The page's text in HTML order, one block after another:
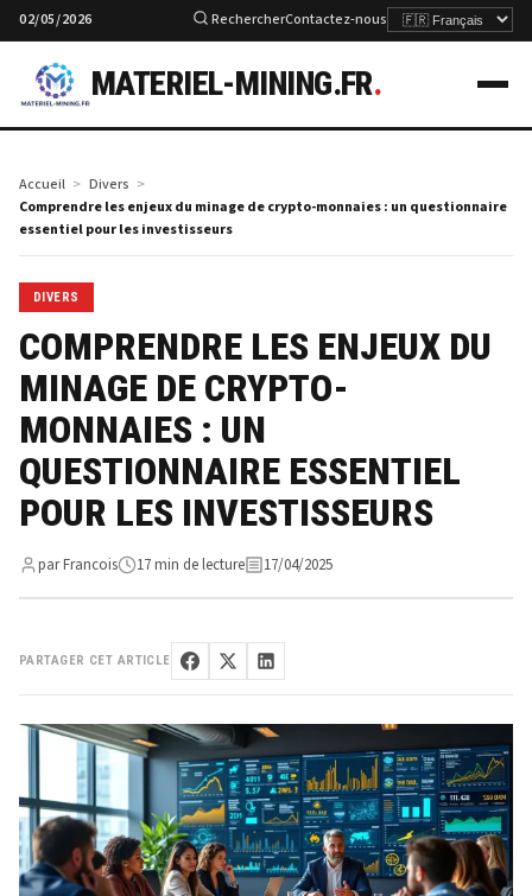
02/05/2026 RechercherContactez-nous
MATERIEL-MINING.FR.
Accueil
Divers
Comprendre les enjeux du minage de crypto-monnaies : un questionnaire
essentiel pour les investisseurs
DIVERS
COMPRENDRE LES ENJEUX DU
MINAGE DE CRYPTO-
MONNAIES : UN
QUESTIONNAIRE ESSENTIEL
POUR LES INVESTISSEURS
par Francois 17 min de lecture 17/04/2025
PARTAGER CET ARTICLE